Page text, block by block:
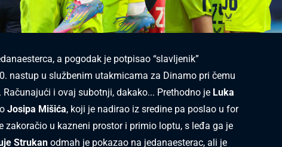
a pogodak je potpisao “slavljenik”
nastup u službenim utakmicama za Dinamo pri čemu
i ovaj subotnji, dakako... Prethodno je Luka
Josipa Mišića, koji je nadirao iz sredine pa poslao u for
zakoračio u kazneni prostor i primio loptu, s leđa ga je
Strukan odmah je pokazao na jedanaesterac, ali je